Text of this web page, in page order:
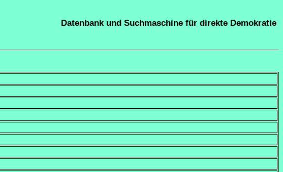
Datenbank und Suchmaschine für direkte Demokratie